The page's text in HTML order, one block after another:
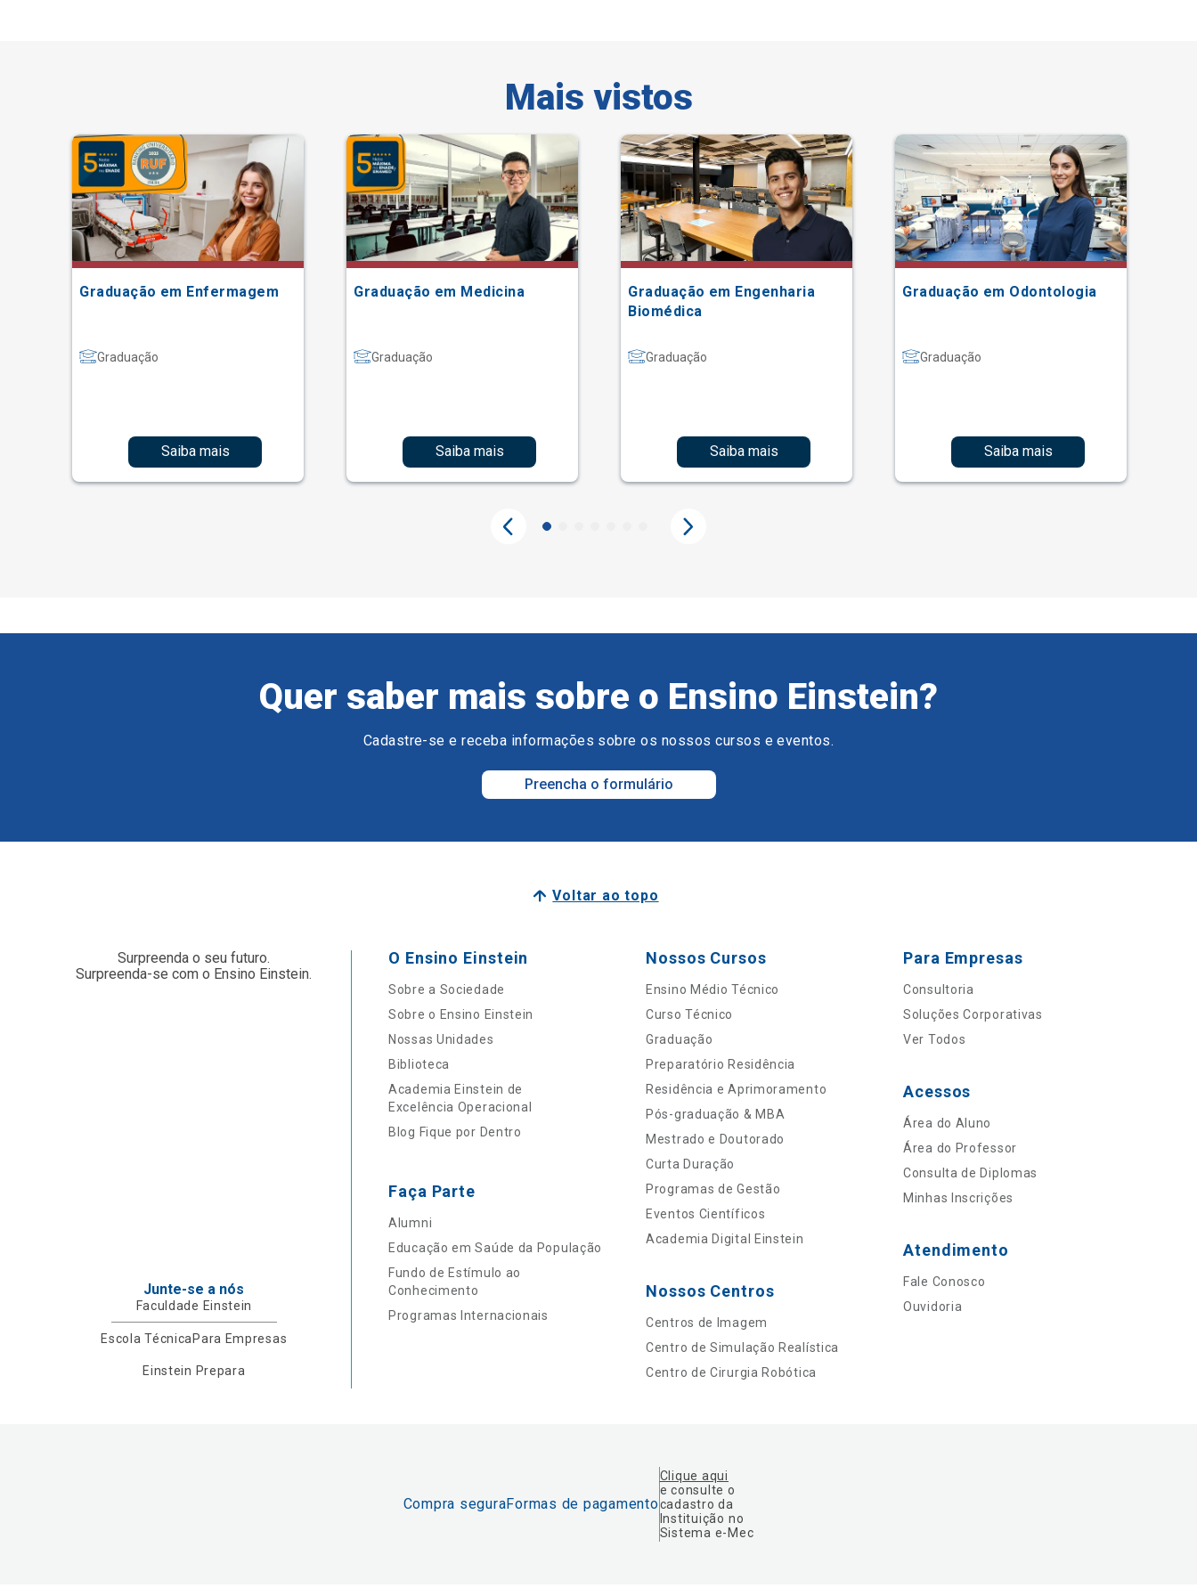
Mais vistos
Graduação em Enfermagem
Graduação
Saiba mais
Graduação em Medicina
Graduação
Saiba mais
Graduação em Engenharia
Biomédica
Graduação
Saiba mais
Graduação em Odontologia
Graduação
Saiba mais
Quer saber mais sobre o Ensino Einstein?
Cadastre-se e receba informações sobre os nossos cursos e eventos.
Preencha o formulário
Voltar ao topo
Surpreenda o seu futuro.
Surpreenda-se com o Ensino Einstein.
Junte-se a nós
Faculdade Einstein
Escola Técnica Para Empresas
Einstein Prepara
O Ensino Einstein
Sobre a Sociedade
Sobre o Ensino Einstein
Nossas Unidades
Biblioteca
Academia Einstein de
Excelência Operacional
Blog Fique por Dentro
Faça Parte
Alumni
Educação em Saúde da População
Fundo de Estímulo ao
Conhecimento
Programas Internacionais
Nossos Cursos
Ensino Médio Técnico
Curso Técnico
Graduação
Preparatório Residência
Residência e Aprimoramento
Pós-graduação & MBA
Mestrado e Doutorado
Curta Duração
Programas de Gestão
Eventos Científicos
Academia Digital Einstein
Nossos Centros
Centros de Imagem
Centro de Simulação Realística
Centro de Cirurgia Robótica
Para Empresas
Consultoria
Soluções Corporativas
Ver Todos
Acessos
Área do Aluno
Área do Professor
Consulta de Diplomas
Minhas Inscrições
Atendimento
Fale Conosco
Ouvidoria
Compra seguraFormas de pagamento
Clique aqui
e consulte o
cadastro da
Instituição no
Sistema e-Mec